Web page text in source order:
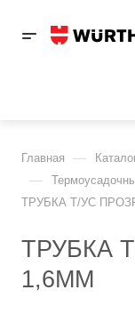
Главная —
—
ТРУБКА Т/УС
ТРУБКА
1,6MM